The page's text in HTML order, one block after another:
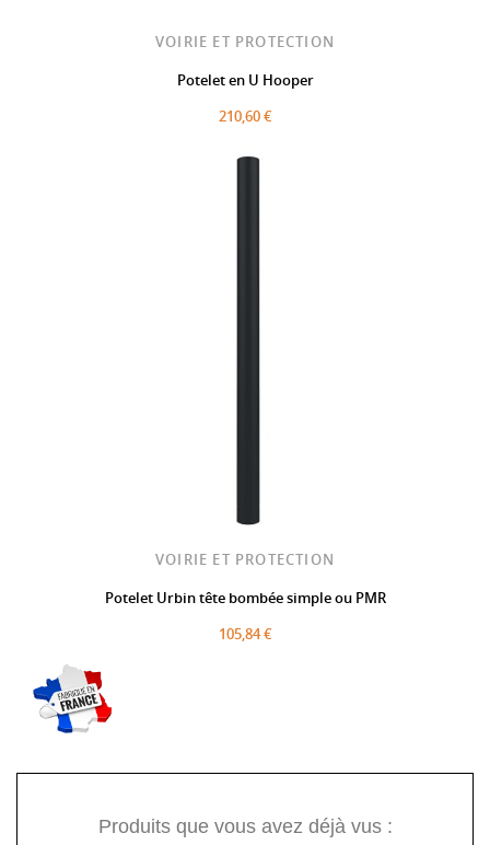
VOIRIE ET PROTECTION
Potelet en U Hooper
210,60 €
VOIRIE ET PROTECTION
Potelet Urbin tête bombée simple ou PMR
105,84 €
Produits que vous avez déjà vus :